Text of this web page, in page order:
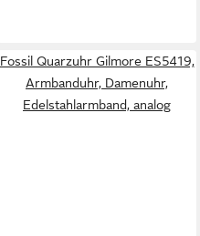
Fossil Quarzuhr Gilmore ES5419,
Armbanduhr, Damenuhr,
Edelstahlarmband, analog